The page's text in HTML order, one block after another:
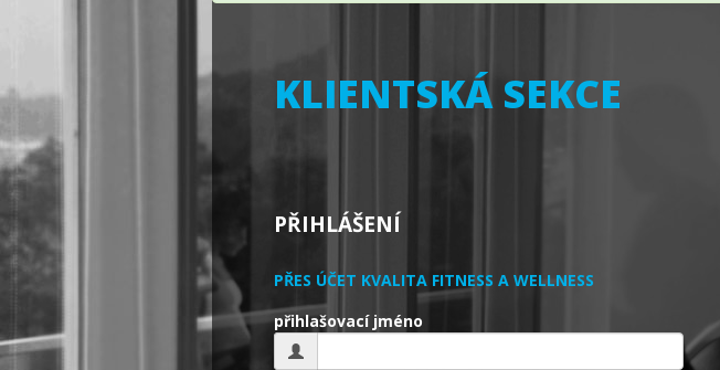
KLIENTSKÁ SEKCE
PŘIHLÁŠENÍ
PŘES ÚČET KVALITA FITNESS A WELLNESS
přihlašovací jméno